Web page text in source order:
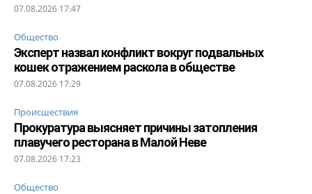
07.08.2026 17:47
Общество
Эксперт назвал конфликт вокруг подвальных
кошек отражением раскола в обществе
07.08.2026 17:29
Происшествия
Прокуратура выясняет причины затопления
плавучего ресторана в Малой Неве
07.08.2026 17:23
Общество